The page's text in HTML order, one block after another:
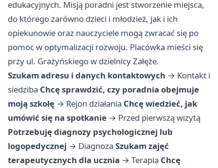
edukacyjnych. Misją poradni jest stworzenie miejsca,
do którego zarówno dzieci i młodzież, jak i ich
opiekunowie oraz nauczyciele mogą zwracać się po
pomoc w optymalizacji rozwoju. Placówka mieści się
przy ul. Grażyńskiego w dzielnicy Załęże.
Szukam adresu i danych kontaktowych → Kontakt i
siedziba Chcę sprawdzić, czy poradnia obejmuje
moją szkołę → Rejon działania Chcę wiedzieć, jak
umówić się na spotkanie → Przed pierwszą wizytą
Potrzebuję diagnozy psychologicznej lub
logopedycznej → Diagnoza Szukam zajęć
terapeutycznych dla ucznia → Terapia Chcę